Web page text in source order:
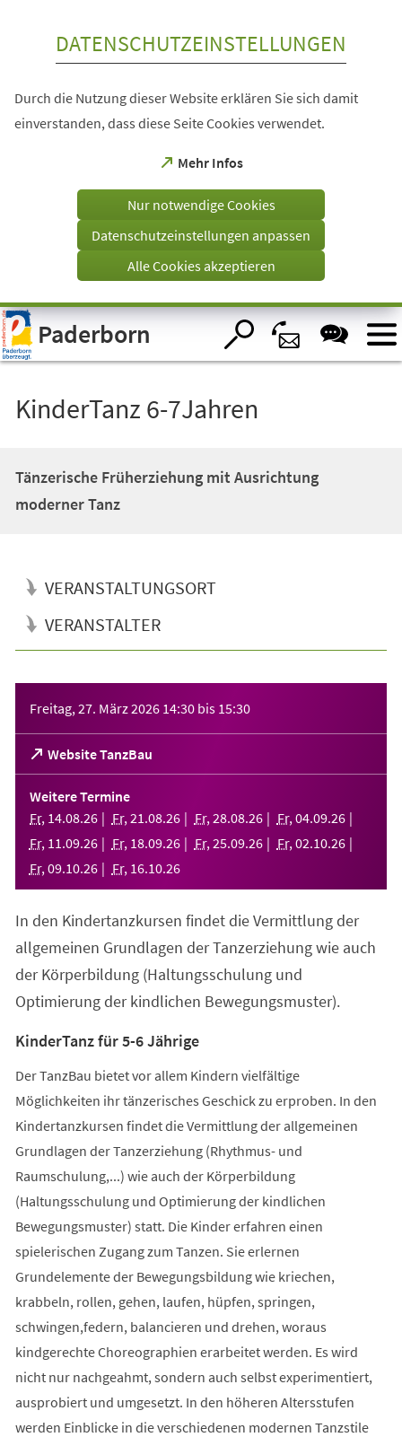
Visuelle
Assistenzsoftware
öffnen.
DATENSCHUTZEINSTELLUNGEN
Durch die Nutzung dieser Website erklären Sie sich damit
einverstanden, dass diese Seite Cookies verwendet.
Mehr Infos
(Öffnet
einem
Tab)
Nur notwendige Cookies
Datenschutzeinstellungen anpassen
Alle Cookies akzeptieren
Paderborn
KinderTanz 6-7Jahren
Tänzerische Früherziehung mit Ausrichtung
moderner Tanz
VERANSTALTUNGSORT
VERANSTALTER
Freitag, 27. März 2026 14:30 bis 15:30
Website TanzBau
(Öffnet
in
einem
neuen
Tab)
Weitere Termine
Fr, 14.08.26 Fr, 21 .08.26 Fr, 28.08.26 Fr, 04.09.26
Fr, 11 .09.26 Fr, 18.09.26 Fr, 25.09.26 Fr, 02.10.26
Fr, 09.10.26 Fr, 16.10.26
In den Kindertanzkursen findet die Vermittlung der
allgemeinen Grundlagen der Tanzerziehung wie auch
der Körperbildung (Haltungsschulung und
Optimierung der kindlichen Bewegungsmuster).
KinderTanz für 5-6 Jährige
Der TanzBau bietet vor allem Kindern vielfältige
Möglichkeiten ihr tänzerisches Geschick zu erproben. In den
Kindertanzkursen findet die Vermittlung der allgemeinen
Grundlagen der Tanzerziehung (Rhythmus- und
Raumschulung,...) wie auch der Körperbildung
(Haltungsschulung und Optimierung der kindlichen
Bewegungsmuster) statt. Die Kinder erfahren einen
spielerischen Zugang zum Tanzen. Sie erlernen
Grundelemente der Bewegungsbildung wie kriechen,
krabbeln, rollen, gehen, laufen, hüpfen, springen,
schwingen,federn, balancieren und drehen, woraus
kindgerechte Choreographien erarbeitet werden. Es wird
nicht nur nachgeahmt, sondern auch selbst experimentiert,
ausprobiert und umgesetzt. In den höheren Altersstufen
werden Einblicke in die verschiedenen modernen Tanzstile